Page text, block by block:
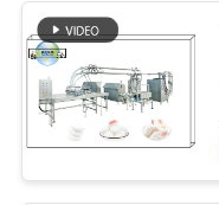
कारखाना
भ्रमण
गुणवत्ता
नियंत्रण